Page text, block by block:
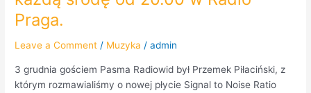
Praga.
Leave a Comment / Muzyka /admin
3 grudnia gościem Pasma Radiowid był Przemek Piłaciński, z
którym rozmawialiśmy o nowej płycie Signal to Noise Ratio